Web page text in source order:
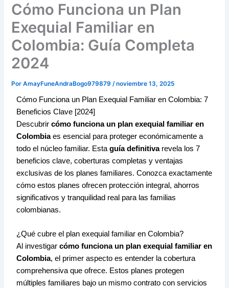
Cómo Funciona un Plan
Exequial Familiar en
Colombia: Guía Completa
2024
PorAmayFuneAndraBogo979879/noviembre 13, 2025
Cómo Funciona un Plan Exequial Familiar en Colombia: 7
Beneficios Clave [2024]
Descubrircómo funciona un plan exequial familiar en
Colombiaes esencial para proteger económicamente a
todo el núcleo familiar. Estaguía definitivarevela los 7
beneficios clave, coberturas completas y ventajas
exclusivas de los planes familiares. Conozca exactamente
cómo estos planes ofrecen protección integral, ahorros
significativos y tranquilidad real para las familias
colombianas.
¿Qué cubre el plan exequial familiar en Colombia?
Al investigarcómo funciona un plan exequial familiar en
Colombia, el primer aspecto es entender la cobertura
comprehensiva que ofrece. Estos planes protegen
múltiples familiares bajo un mismo contrato con servicios